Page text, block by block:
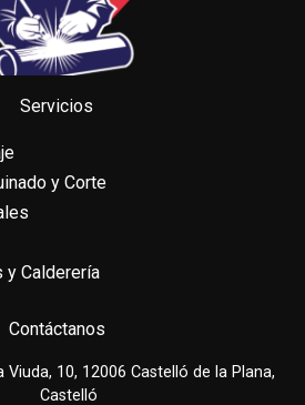
Servicios
y Corte
y Calderería
Contáctanos
Viuda, 10, 12006 Castelló de la Plana,
Castelló